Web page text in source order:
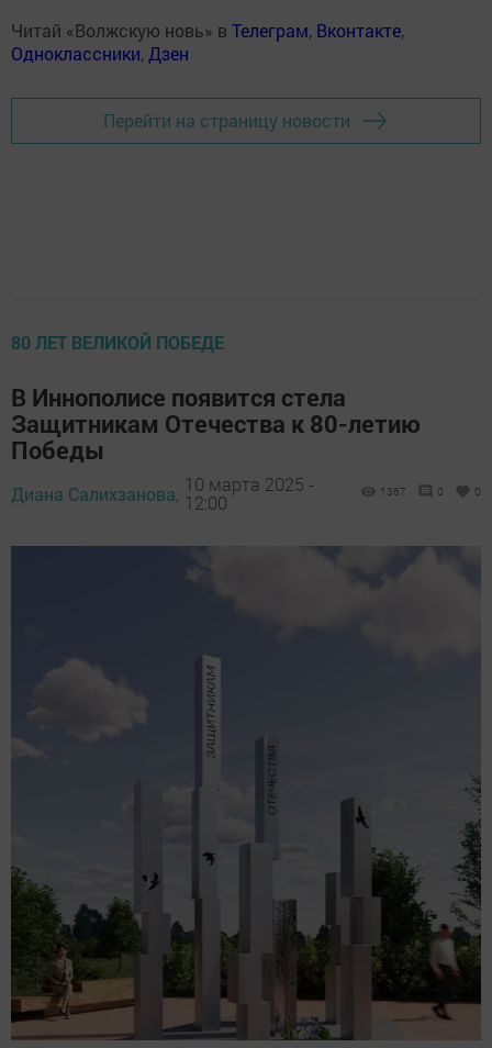
Читай «Волжскую новь» в Телеграм, Вконтакте,
Одноклассники, Дзен
Перейти на страницу новости
80 ЛЕТ ВЕЛИКОЙ ПОБЕДЕ
В Иннополисе появится стела
Защитникам Отечества к 80-летию
Победы
Диана Салихзанова, 10 марта 2025 -
12:00
1367 0 0